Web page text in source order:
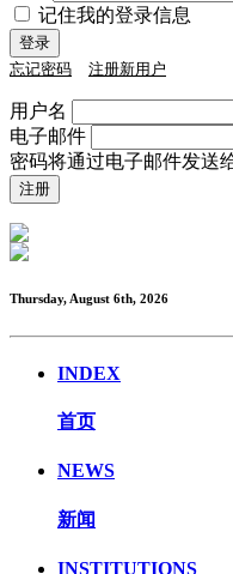
记住我的登录信息
忘记密码 注册新用户
用户名
电子邮件
密码将通过电子邮件发送
Thursday, August 6th, 2026
INDEX
首页
NEWS
新闻
INSTITUTIONS